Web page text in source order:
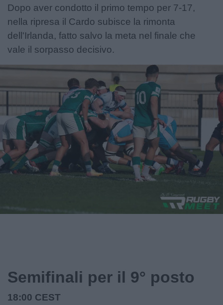
Dopo aver condotto il primo tempo per 7-17,
nella ripresa il Cardo subisce la rimonta
dell'Irlanda, fatto salvo la meta nel finale che
vale il sorpasso decisivo.
Semifinali per il 9° posto
18:00 CEST